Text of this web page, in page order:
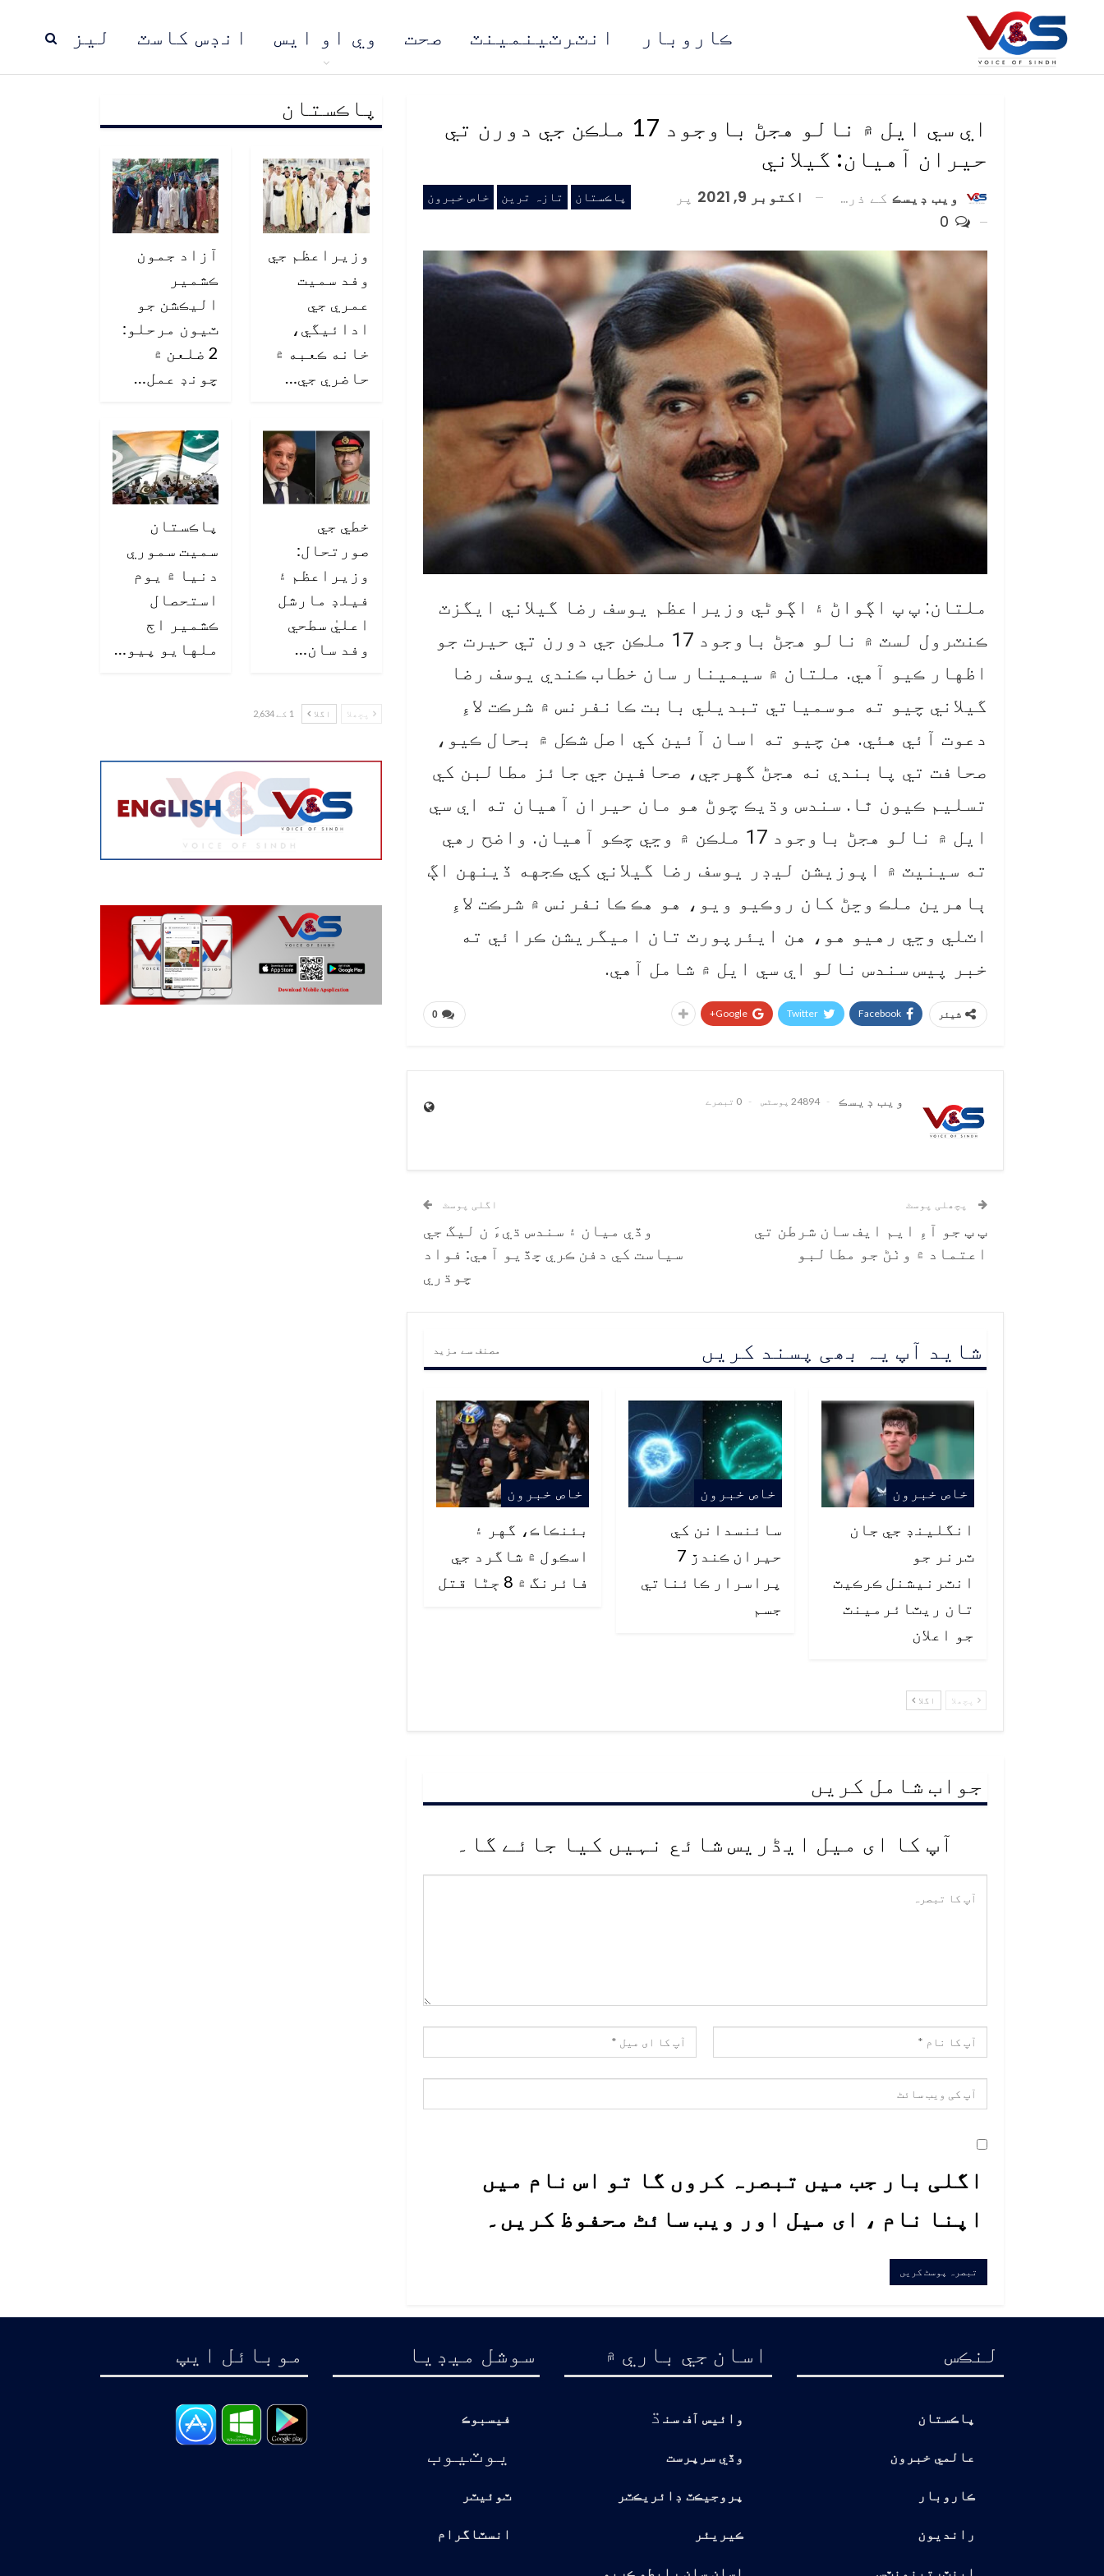
ليز انڊس کاسٽ وي او ايس صحت انٽرٽينمينٽ ڪاروبار
پاڪستان مُنڍ
اي سي ايل ۾ نالو هجڻ باوجود 17 ملڪن جي دورن تي
حيران آهيان: گيلاني
پاڪستان تازہ ترین خاص خبرون ويب ڊيسڪ کے ذریعہ اکتوبر 9, 2021
پر
ملتان: پ پ اڳواڻ ۽ اڳوڻي وزيراعظم يوسف رضا گيلاني ايگزٽ
ڪنٽرول لسٽ ۾ نالو هجڻ باوجود 17 ملڪن جي دورن تي حيرت جو
اظهار ڪيو آهي. ملتان ۾ سيمينار سان خطاب ڪندي يوسف رضا
گيلاني چيو ته موسمياتي تبديلي بابت ڪانفرنس ۾ شرڪت لاءِ
دعوت آئي هئي. هن چيو ته اسان آئين کي اصل شڪل ۾ بحال ڪيو،
صحافت تي پابندي نه هجڻ گهرجي، صحافين جي جائز مطالبن کي
تسليم ڪيون ٿا. سندس وڌيڪ چوڻ هو مان حيران آهيان ته اي سي
ايل ۾ نالو هجڻ باوجود 17 ملڪن ۾ وڃي چڪو آهيان. واضح رهي
ته سينيٽ ۾ اپوزيشن ليڊر يوسف رضا گيلاني کي ڪجهه ڏينهن اڳ
ٻاهرين ملڪ وڃڻ کان روڪيو ويو، هو هڪ ڪانفرنس ۾ شرڪت لاءِ
اٽلي وڃي رهيو هو، هن ايئرپورٽ تان اميگريشن ڪرائي ته
خبر پيس سندس نالو اي سي ايل ۾ شامل آهي.
0 شیئر Facebook
Twitter
Google+
ويب ڊيسڪ 24894 پوسٹس 0 تبصرے
پچھلی پوسٹ
پ پ جو آءِ ايم ايف سان شرطن تي
اعتماد ۾ وٺڻ جو مطالبو
اگلی پوسٹ
وڏي ميان ۽ سندس ڌيءَ ن ليگ جي
سياست کي دفن ڪري ڇڏيو آهي: فواد
چوڌري
شاید آپ یہ بھی پسند کریں مصنف سے مزید
خاص خبرون
انگلينڊ جي جان
ٽرنر جو
انٽرنيشنل ڪرڪيٽ
تان ريٽائرمينٽ
جو اعلان
خاص خبرون
سائنسدانن کي
حيران ڪندڙ 7
پراسرار ڪائناتي
جسم
خاص خبرون
بئنڪاڪ، گهر ۽
اسڪول ۾ شاگرد جي
فائرنگ ۾ 8 ڄڻا قتل
پچھلا اگلا
جواب شامل کریں
آپ کا ای میل ایڈریس شائع نہیں کیا جائے گا۔
اگلی بار جب میں تبصرہ کروں گا تو اس نام میں
اپنا نام ، ای میل اور ویب سائٹ محفوظ کریں۔
پاڪستان
وزيراعظم جي
وفد سميت
عمري جي
ادائيگي،
خانه ڪعبه ۾
حاضري جي…
آزاد جمون
ڪشمير
اليڪشن جو
ٽيون مرحلو:
2 ضلعن ۾
چونڊ عمل…
خطي جي
صورتحال:
وزيراعظم ۽
فيلڊ مارشل
اعليٰ سطحي
وفد سان…
پاڪستان
سميت سموري
دنيا ۾ يوم
استحصال
ڪشمير اڄ
ملهايو پيو…
پچھلا اگلا 1 کے 2,634
لنڪس
پاڪستان
عالمي خبرون
ڪاروبار
رانديون
اسان جي باري ۾
وائيس آف سن ڌ
وڏي سرپرست
پروجيڪٽ ڊائريڪٽر
ڪيريئر
سوشل ميڊيا
فيسبوڪ
يوٽيوب
ٽوئيٽر
انسٽاگرام
موبائل ايپ